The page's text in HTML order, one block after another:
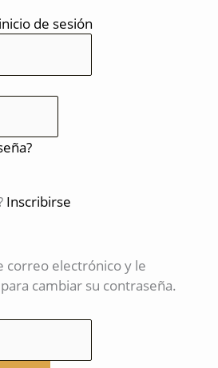
de sesión
Inscribirse
correo electrónico y le
cambiar su contraseña.